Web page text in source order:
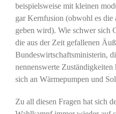
beispielsweise mit kleinen
gar Kernfusion (obwohl es die
geben wird). Wie schwer sich
die aus der Zeit gefallenen
Bundeswirtschaftsministerin,
nennenswerte
sich an Wärmepumpen und
Zu all diesen Fragen hat sich